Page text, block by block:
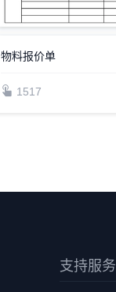
物料报价单
1517
支持服务